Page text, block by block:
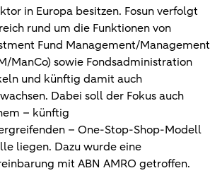
in Europa besitzen. Fosun verfolgt
rund um die Funktionen von
Fund Management/Management
ManCo) sowie Fondsadministration
und künftig damit auch
Dabei soll der Fokus auch
– künftig
– One-Stop-Shop-Modell
liegen. Dazu wurde eine
mit ABN AMRO getroffen.